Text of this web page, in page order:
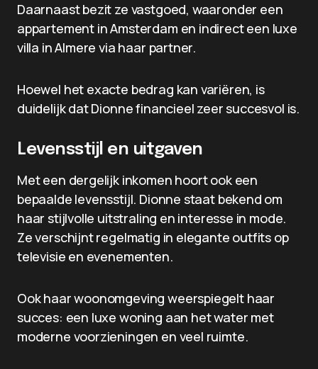
Daarnaast bezit ze vastgoed, waaronder een
appartement in Amsterdam en indirect een luxe
villa in Almere via haar partner.
Hoewel het exacte bedrag kan variëren, is
duidelijk dat Dionne financieel zeer succesvol is.
Levensstijl en uitgaven
Met een dergelijk inkomen hoort ook een
bepaalde levensstijl. Dionne staat bekend om
haar stijlvolle uitstraling en interesse in mode.
Ze verschijnt regelmatig in elegante outfits op
televisie en evenementen.
Ook haar woonomgeving weerspiegelt haar
succes: een luxe woning aan het water met
moderne voorzieningen en veel ruimte.